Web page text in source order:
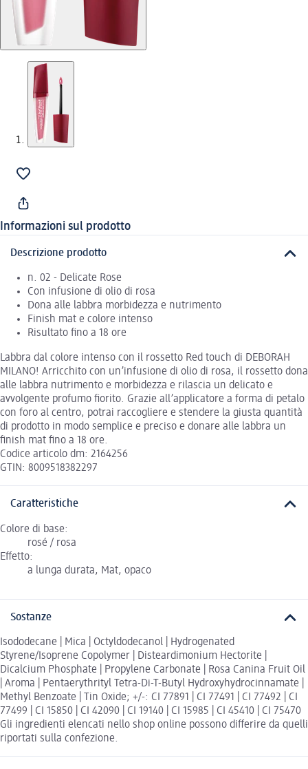
Informazioni sul prodotto
Descrizione prodotto
n. 02 - Delicate Rose
Con infusione di olio di rosa
Dona alle labbra morbidezza e nutrimento
Finish mat e colore intenso
Risultato fino a 18 ore
Labbra dal colore intenso con il rossetto Red touch di DEBORAH
MILANO! Arricchito con un’infusione di olio di rosa, il rossetto dona
alle labbra nutrimento e morbidezza e rilascia un delicato e
avvolgente profumo fiorito. Grazie all’applicatore a forma di petalo
con foro al centro, potrai raccogliere e stendere la giusta quantità
di prodotto in modo semplice e preciso e donare alle labbra un
finish mat fino a 18 ore.
Codice articolo dm: 2164256
GTIN: 8009518382297
Caratteristiche
Colore di base:
rosé / rosa
Effetto:
a lunga durata, Mat, opaco
Sostanze
Isododecane | Mica | Octyldodecanol | Hydrogenated
Styrene/Isoprene Copolymer | Disteardimonium Hectorite |
Dicalcium Phosphate | Propylene Carbonate | Rosa Canina Fruit Oil
| Aroma | Pentaerythrityl Tetra-Di-T-Butyl Hydroxyhydrocinnamate |
Methyl Benzoate | Tin Oxide; +/-: CI 77891 | CI 77491 | CI 77492 | CI
77499 | CI 15850 | CI 42090 | CI 19140 | CI 15985 | CI 45410 | CI 75470
Gli ingredienti elencati nello shop online possono differire da quelli
riportati sulla confezione.